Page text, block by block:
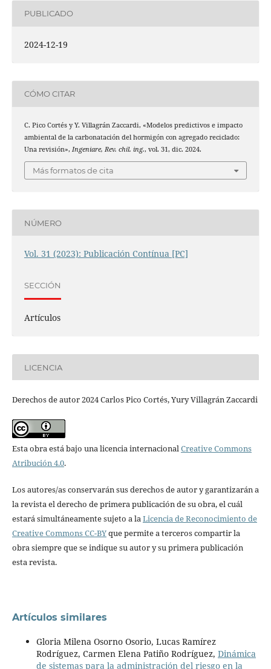
PUBLICADO
2024-12-19
CÓMO CITAR
C. Pico Cortés y Y. Villagrán Zaccardi, «Modelos predictivos e impacto
ambiental de la carbonatación del hormigón con agregado reciclado:
Una revisión», Ingeniare, Rev. chil. ing., vol. 31, dic. 2024.
Más formatos de cita
NÚMERO
Vol. 31 (2023): Publicación Contínua [PC]
SECCIÓN
Artículos
LICENCIA
Derechos de autor 2024 Carlos Pico Cortés, Yury Villagrán Zaccardi
Esta obra está bajo una licencia internacional Creative Commons
Atribución 4.0.
Los autores/as conservarán sus derechos de autor y garantizarán a
la revista el derecho de primera publicación de su obra, el cuál
estará simultáneamente sujeto a la Licencia de Reconocimiento de
Creative Commons CC-BYque permite a terceros compartir la
obra siempre que se indique su autor y su primera publicación
esta revista.
Artículos similares
Gloria Milena Osorno Osorio, Lucas Ramírez
Rodríguez, Carmen Elena Patiño Rodríguez, Dinámica
de sistemas para la administración del riesgo en la